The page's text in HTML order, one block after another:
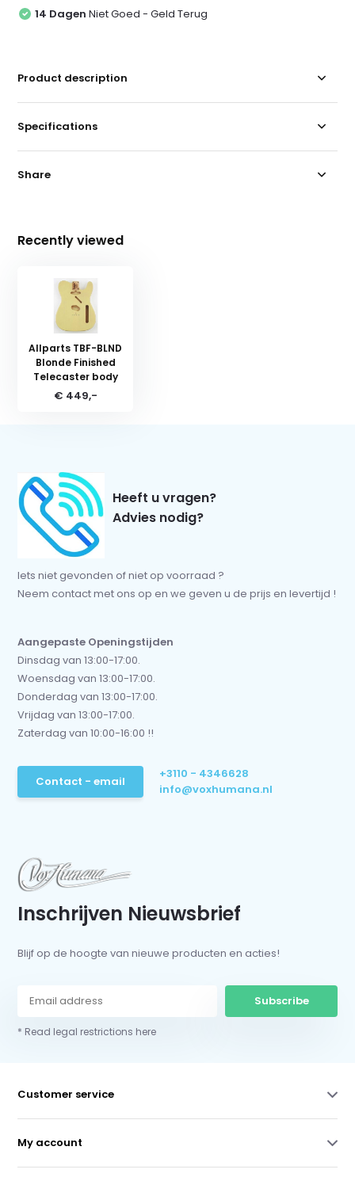
14 Dagen Niet Goed - Geld Terug
Product description
Specifications
Share
Recently viewed
Allparts TBF-BLND
Blonde Finished
Telecaster body
€ 449,-
Heeft u vragen?
Advies nodig?
Iets niet gevonden of niet op voorraad ?
Neem contact met ons op en we geven u de prijs en levertijd !
Aangepaste Openingstijden
Dinsdag van 13:00-17:00.
Woensdag van 13:00-17:00.
Donderdag van 13:00-17:00.
Vrijdag van 13:00-17:00.
Zaterdag van 10:00-16:00 !!
Contact - email
+3110 - 4346628
info@voxhumana.nl
Inschrijven Nieuwsbrief
Blijf op de hoogte van nieuwe producten en acties!
Subscribe
* Read legal restrictions here
Customer service
My account